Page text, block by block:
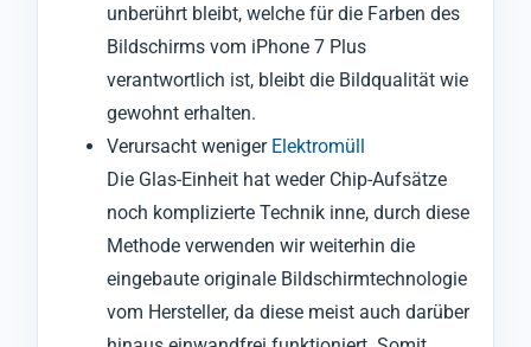
unberührt bleibt, welche für die Farben des
Bildschirms vom iPhone 7 Plus
verantwortlich ist, bleibt die Bildqualität wie
gewohnt erhalten.
Verursacht weniger Elektromüll
Die Glas-Einheit hat weder Chip-Aufsätze
noch komplizierte Technik inne, durch diese
Methode verwenden wir weiterhin die
eingebaute originale Bildschirmtechnologie
vom Hersteller, da diese meist auch darüber